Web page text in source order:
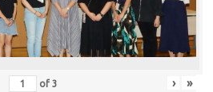
of3 › »